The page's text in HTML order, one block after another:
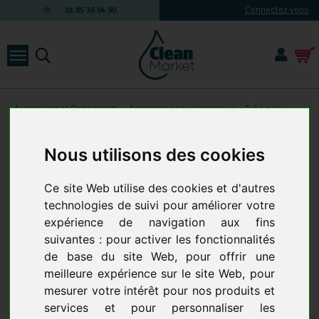
Nous utilisons des cookies
Ce site Web utilise des cookies et d'autres
technologies de suivi pour améliorer votre
expérience de navigation aux fins
suivantes : pour activer les fonctionnalités
de base du site Web, pour offrir une
meilleure expérience sur le site Web, pour
mesurer votre intérêt pour nos produits et
services et pour personnaliser les
01 85 36 04 90 Connectez vous
Accessoires et Composants-Accessoires pour aspirateur-Tube pour
TUBE POUR ASPIRATEUR
TUBE METAL 0.5M POUR
ASPIRATEUR DIAM 32MM
CANNE DOUBLE COUDE